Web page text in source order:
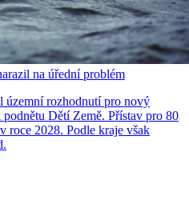
na úřední problém
územní rozhodnutí pro nový
Dětí Země. Přístav pro 80
roce 2028. Podle kraje však